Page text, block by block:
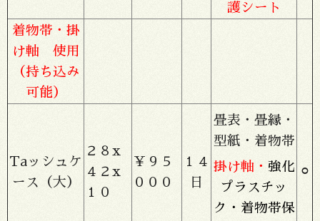
護シート
着物帯・掛
け軸 使用
（持ち込み
可能）
Taッシュケ
ース（大）
２８x
４２x
１０
￥９５
０００
１４
日
畳表・畳縁・
型紙・着物帯
掛け軸・ 強化
プラスチッ
ク・着物帯保
⚪︎